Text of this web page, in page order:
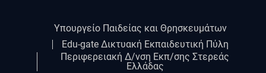
Υπουργείο Παιδείας και Θρησκευμάτων
Edu-gate Δικτυακή Εκπαιδευτική Πύλη
Περιφερειακή Δ/νση Εκπ/σης Στερεάς
Ελλάδας